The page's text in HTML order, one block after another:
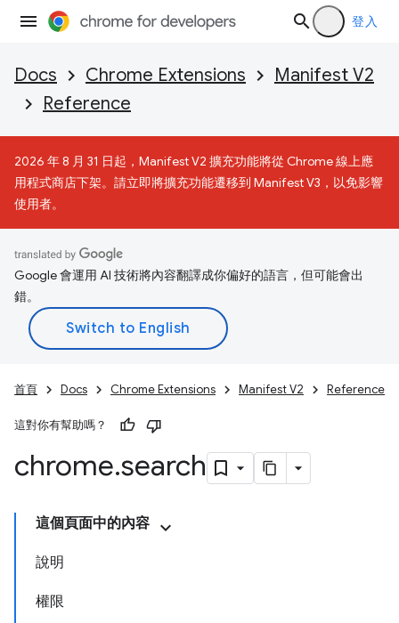
登入
Docs Chrome Extensions
Manifest V2
Reference
2026 年 8 月 31 日起，Manifest V2 擴充功能將從 Chrome 線上應
用程式商店下架。請立即將擴充功能遷移到 Manifest V3，以免影響
使用者。
Google 會運用 AI 技術將內容翻譯成你偏好的語言，但可能會出
錯。
首頁 Docs Chrome Extensions Manifest V2 Reference
這對你有幫助嗎？
chrome.search
這個頁面中的內容
說明
權限